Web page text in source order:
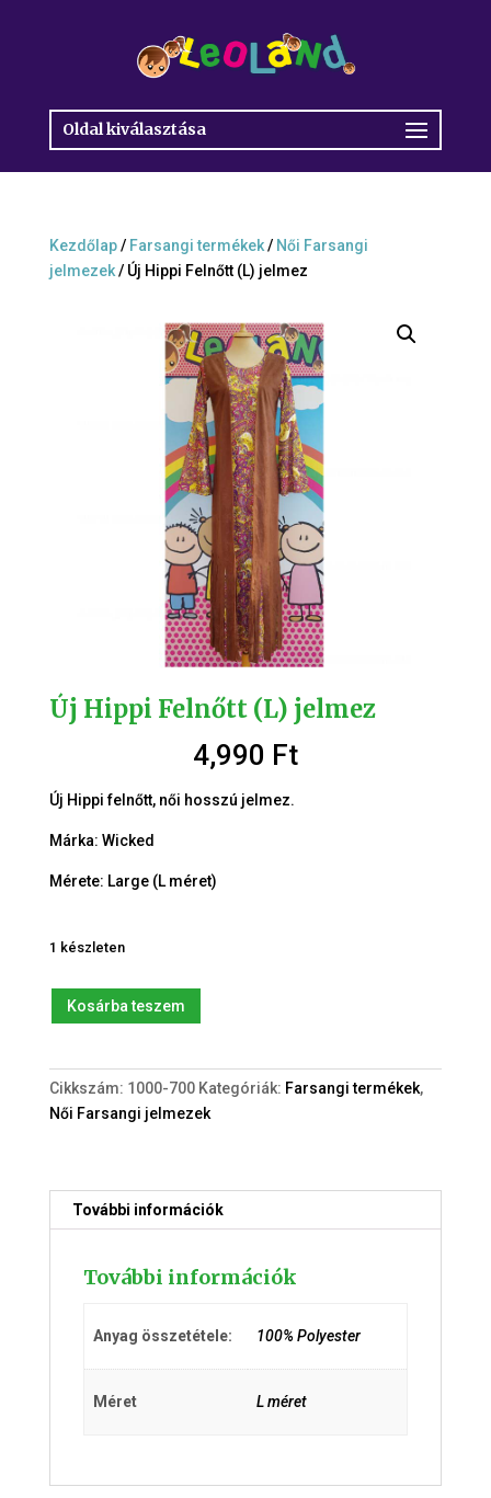
Oldal kiválasztása
Kezdőlap/ Farsangi termékek/ Női Farsangi
jelmezek/ Új Hippi Felnőtt (L) jelmez
Új Hippi Felnőtt (L) jelmez
4,990 Ft
Új Hippi felnőtt, női hosszú jelmez.
Márka: Wicked
Mérete: Large (L méret)
1 készleten
Hippi
(L)
jelmez
mennyiség
Kosárba teszem
Cikkszám: 1000-700 Kategóriák: Farsangi termékek,
Női Farsangi jelmezek
További információk
További információk
Anyag összetétele: 100% Polyester
Méret L méret